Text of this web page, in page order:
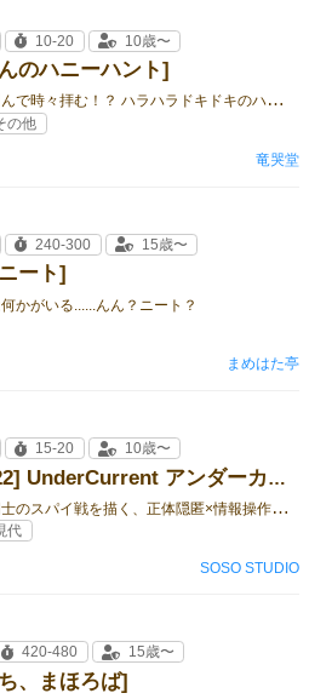
のハニーハント]
め
くって叫んで時々拝む！？ ハラハラドキドキのハニーハントに、いざ出発！
10-20 10歳〜
の他
竜哭堂
ート]
かがいる......んん？ニート？
240-300 15歳〜
まめはた亭
[[両-Ｗ22] UnderCurrent アンダーカレント]
情
報機関同士のスパイ戦を描く、正体隠匿×情報操作のカードゲーム。
15-20 10歳〜
代
SOSO STUDIO
、まほろば]
420-480 15歳〜